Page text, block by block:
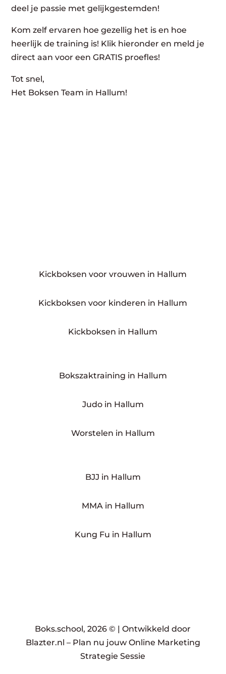
deel je passie met gelijkgestemden!
Kom zelf ervaren hoe gezellig het is en hoe
heerlijk de training is! Klik hieronder en meld je
direct aan voor een GRATIS proefles!
Tot snel,
Het Boksen Team in Hallum!
Kickboksen voor vrouwen in Hallum
Kickboksen voor kinderen in Hallum
Kickboksen in Hallum
Bokszaktraining in Hallum
Judo in Hallum
Worstelen in Hallum
BJJ in Hallum
MMA in Hallum
Kung Fu in Hallum
Boks.school, 2026 © |Ontwikkeld door
Blazter.nl – Plan nu jouw Online Marketing
Strategie Sessie